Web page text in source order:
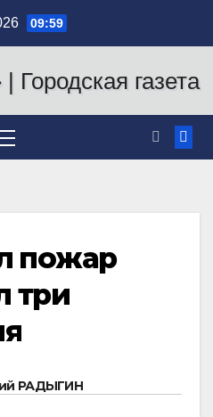
09:59
пожар
три
РАДЫГИН